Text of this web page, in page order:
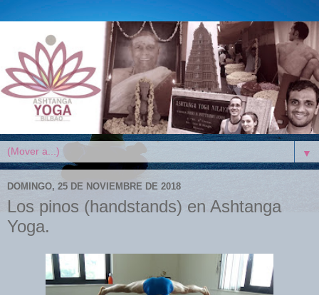
▼
DOMINGO, 25 DE NOVIEMBRE DE 2018
Los pinos (handstands) en Ashtanga
Yoga.